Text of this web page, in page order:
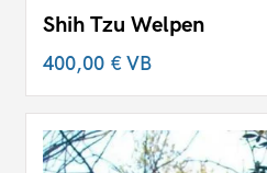
Shih Tzu Welpen
400,00 €VB